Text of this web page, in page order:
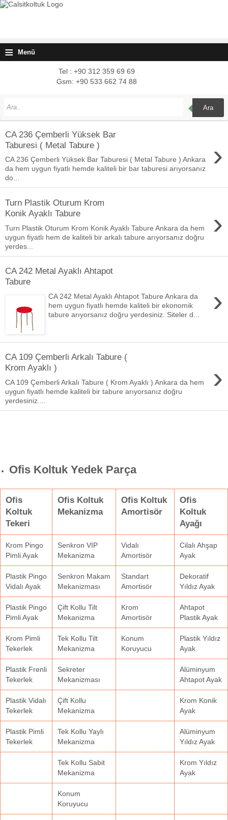
≡ Menü
Tel : +90 312 359 69 69
Gsm: +90 533 662 74 88
Ara
CA 236 Çemberli Yüksek Bar
Taburesi ( Metal Tabure )
›
CA 236 Çemberli Yüksek Bar Taburesi ( Metal Tabure ) Ankara
da hem uygun fiyatlı hemde kaliteli bir bar taburesi arıyorsanız
do...
Turn Plastik Oturum Krom
Konik Ayaklı Tabure
›
Turn Plastik Oturum Krom Konik Ayaklı Tabure Ankara da hem
uygun fiyatlı hem de kaliteli bir arkalı tabure arıyorsanız doğru
yerdes...
CA 242 Metal Ayaklı Ahtapot
Tabure
›
CA 242 Metal Ayaklı Ahtapot Tabure Ankara da
hem uygun fiyatlı hemde kaliteli bir ekonomik
tabure arıyorsanız doğru yerdesiniz. Siteler d...
CA 109 Çemberli Arkalı Tabure (
Krom Ayaklı )
›
CA 109 Çemberli Arkalı Tabure ( Krom Ayaklı ) Ankara da hem
uygun fiyatlı hemde kaliteli bir tabure arıyorsanız doğru
yerdesiniz....
Ofis Koltuk Yedek Parça
Ofis
Koltuk
Tekeri
Ofis Koltuk
Mekanizma
Ofis Koltuk
Amortisör
Ofis
Koltuk
Ayağı
Krom Pingo
Pimli Ayak
Senkron VIP
Mekanizma
Vidalı
Amortisör
Cilalı Ahşap
Ayak
Plastik Pingo
Vidalı Ayak
Senkron Makam
Mekanizması
Standart
Amortisör
Dekoratif
Yıldız Ayak
Plastik Pingo
Pimli Ayak
Çift Kollu Tilt
Mekanizma
Krom
Amortisör
Ahtapot
Plastik Ayak
Krom Pimli
Tekerlek
Tek Kollu Tilt
Mekanizma
Konum
Koruyucu
Plastik Yıldız
Ayak
Plastik Frenli
Tekerlek
Sekreter
Mekanizması
Alüminyum
Ahtapot Ayak
Plastik Vidalı
Tekerlek
Çift Kollu
Mekanizma
Krom Konik
Ayak
Plastik Pimli
Tekerlek
Tek Kollu Yaylı
Mekanizma
Alüminyum
Yıldız Ayak
Tek Kollu Sabit
Mekanizma
Krom Yıldız
Ayak
Konum
Koruyucu